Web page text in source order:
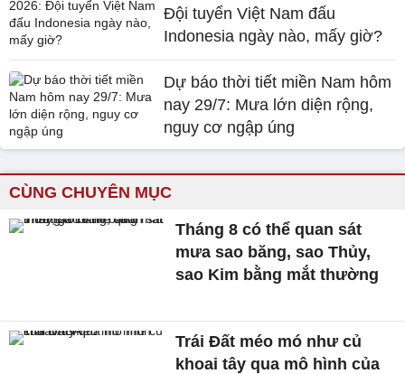
Đội tuyển Việt Nam đấu
Indonesia ngày nào, mấy giờ?
Dự báo thời tiết miền Nam hôm
nay 29/7: Mưa lớn diện rộng,
nguy cơ ngập úng
CÙNG CHUYÊN MỤC
Tháng 8 có thể quan sát
mưa sao băng, sao Thủy,
sao Kim bằng mắt thường
Trái Đất méo mó như củ
khoai tây qua mô hình của